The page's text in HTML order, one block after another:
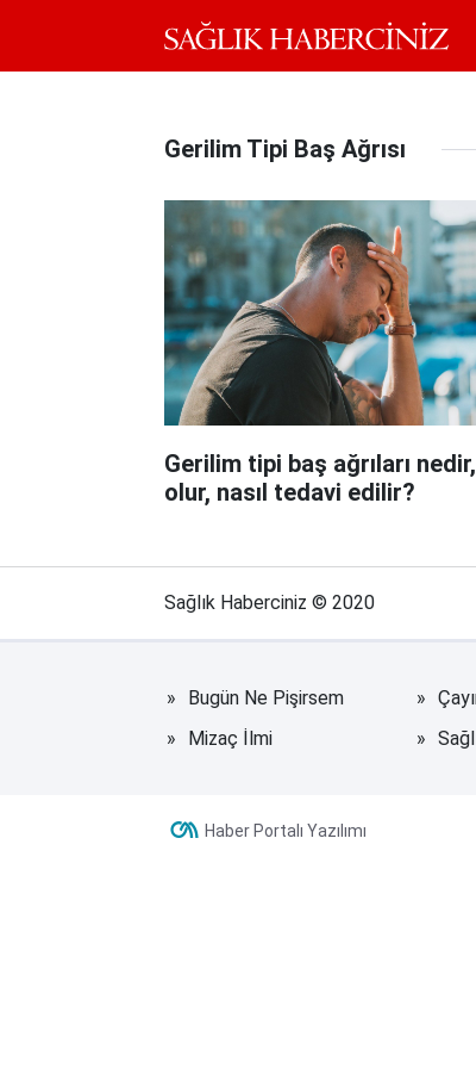
Gerilim Tipi Baş Ağrısı
Gerilim tipi baş ağrıları
olur, nasıl tedavi edilir?
Sağlık Haberciniz © 2020
Bugün Ne Pişirsem
Mizaç İlmi
Haber Portalı Yazılımı